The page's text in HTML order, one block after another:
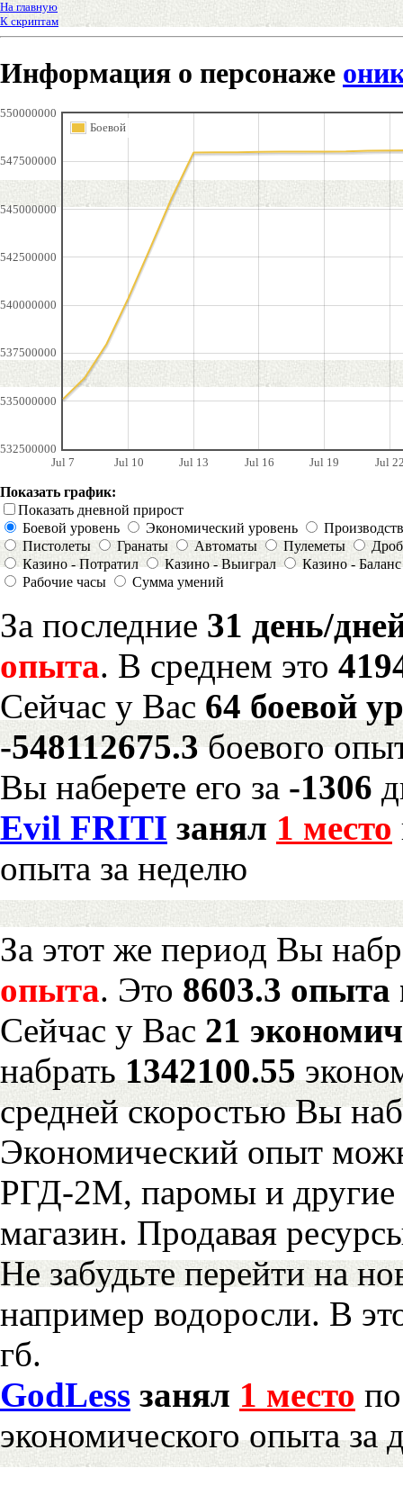
На главную
К скриптам
Информация о персонаже
Jul 7 Jul 10 Jul 13 Jul 16 Jul 19 Jul
532500000
535000000
537500000
540000000
542500000
545000000
547500000
550000000
Боевой
Показать график:
Показать дневной прирост
Боевой уровень
Экономический уровень
Пистолеты
Гранаты Автоматы Пулеметы
Казино - Потратил
Казино - Выиграл
Казино - Баланс
Рабочие часы
Сумма умений
За последние 31 день/
опыта. В среднем это
Сейчас у Вас 64 боевой
-548112675.3боевого
Вы наберете его за -1306
Evil FRITI занял 1 место
опыта за неделю
За этот же период Вы
опыта. Это 8603.3 опыта
Сейчас у Вас 21
набрать1342100.55
средней скоростью Вы
Экономический опыт
РГД-2М, паромы и другие
магазин. Продавая
Не забудьте перейти на
например водоросли. В
гб.
GodLess занял 1 место
экономического опыта за